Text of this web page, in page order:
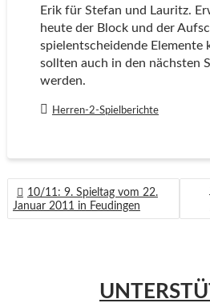
Erik für Stefan und Lauritz.
heute der Block und der
spielentscheidende Elemente
sollten auch in den nächsten
werden.
Herren-2-Spielberichte
BEITRAGSNAVIGATION
10/11: 9. Spieltag vom 22.
Januar 2011 in Feudingen